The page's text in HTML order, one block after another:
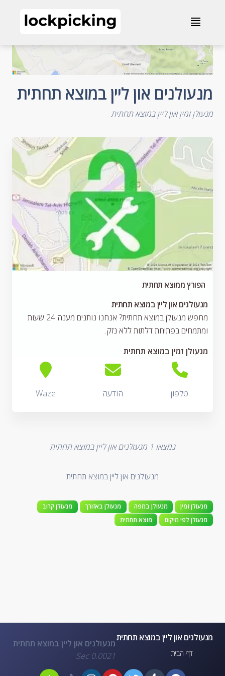
מנעולנים און ליין במוצא תחתית
≣
מנעולנים און ליין במוצא תחתית
מנעולן זמין און ליין במוצא תחתית
הפורץ ממוצא תחתית
מנעולנים און ליין במוצא תחתית
מחפש מנעולן במוצא תחתית? אנחנו נותנים מענה 24 שעות
ומתמחים בפתיחת דלתות ללא נזק.
מנעולן זמין במוצא תחתית
טלפון הודעה Waze
נמצאו 1 מנעולנים און ליין במוצא תחתית
מנעולנים און ליין במוצא תחתית
מנעולן זמין מנעולן במפה מנעולן באזורך
מנעולן קרוב
מנעולן לפי מיקום
מוצא תחתית
מנעולנים און ליין במוצא תחתית
דף הבית
מנעולנים און ליין במוצא תחתית
0.0021 Sec